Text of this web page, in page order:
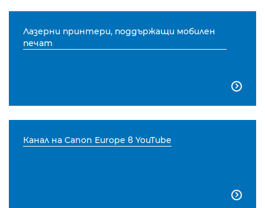
Лазерни принтери, поддържащи мобилен
печат

Канал на Canon Europe в YouTube
